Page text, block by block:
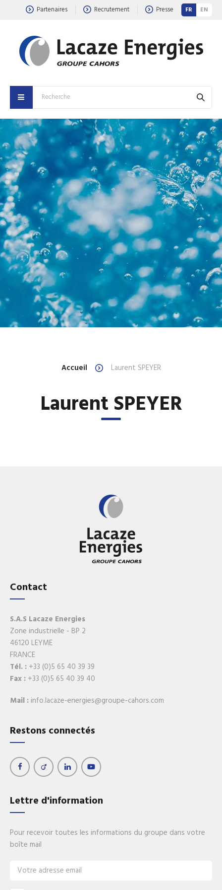
Partenaires Recrutement Presse FR EN
Accueil Laurent SPEYER
Laurent SPEYER
Contact
S.A.S Lacaze Energies
Zone industrielle - BP 2
46120 LEYME
FRANCE
Tél. :+33 (0)5 65 40 39 39
Fax :+33 (0)5 65 40 39 40
Mail : info.lacaze-energies@groupe-cahors.com
Restons connectés
Lettre d'information
Pour recevoir toutes les informations du groupe dans votre
boîte mail